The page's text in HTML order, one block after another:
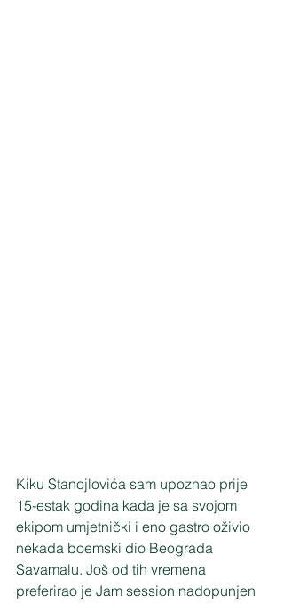
Kiku Stanojlovića sam upoznao prije
15-estak godina kada je sa svojom
ekipom umjetnički i eno gastro oživio
nekada boemski dio Beograda
Savamalu. Još od tih vremena
preferirao je Jam session nadopunjen